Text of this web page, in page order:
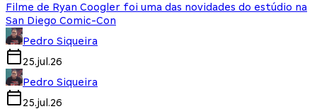
Filme de Ryan Coogler foi uma das novidades do estúdio na
San Diego Comic-Con
Pedro Siqueira
25.jul.26
Pedro Siqueira
25.jul.26